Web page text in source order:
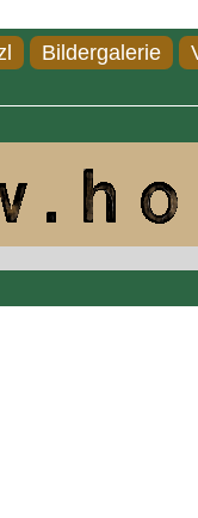
Bildergalerie